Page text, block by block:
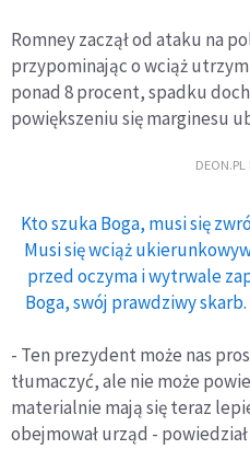
Romney zaczął od ataku na
przypominając o wciąż
ponad 8 procent, spadku
powiększeniu się marginesu
DEON.PL
Kto szuka Boga, musi się
Musi się wciąż
przed oczyma i wytrwale
Boga, swój prawdziwy
- Ten prezydent może nas
tłumaczyć, ale nie może
materialnie mają się teraz
obejmował urząd - powiedział